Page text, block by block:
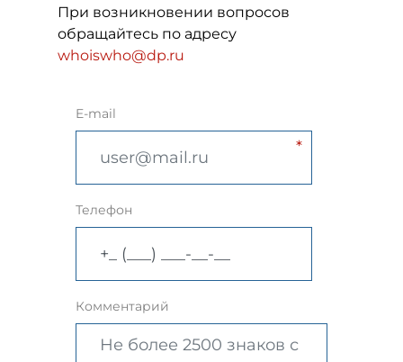
При возникновении вопросов
обращайтесь по адресу
whoiswho@dp.ru
E-mail
Телефон
Комментарий